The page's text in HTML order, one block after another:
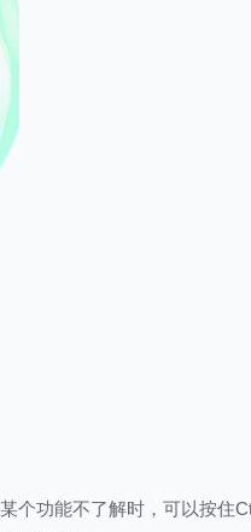
个功能不了解时，可以按住